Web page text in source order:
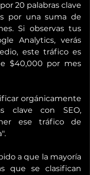
20 palabras clave
por una suma de
Si observas tus
Analytics, verás
este tráfico es
$40,000 por mes
orgánicamente
clave con SEO,
ese tráfico de
a que la mayoría
que se clasifican